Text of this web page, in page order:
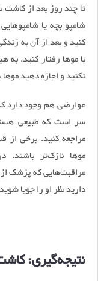
تا چند روز بعد از
با موها رفتار کنید. به
نکنید و اجازه دهید
عوارضی هم وجود دارد
سر است که طبیعی
مراجعه کنید. برخی
موها نازک‌تر باشند.
مراقبت‌هایی که پزشک از
دارید نظر او را جویا
نتیجه‌گیری: